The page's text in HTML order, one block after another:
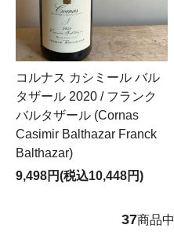
コルナス カシミール バル
タザール 2020 / フランク
バルタザール (Cornas
Casimir Balthazar Franck
Balthazar)
9,498円(税込10,448円)
37商品中